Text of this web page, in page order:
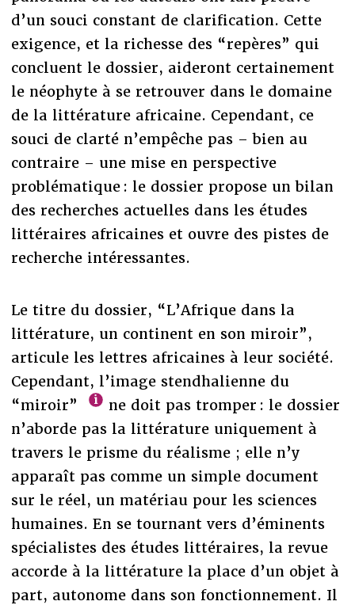
d’un souci constant de clarification. Cette
exigence, et la richesse des “repères” qui
concluent le dossier, aideront certainement
le néophyte à se retrouver dans le domaine
de la littérature africaine. Cependant, ce
souci de clarté n’empêche pas – bien au
contraire – une mise en perspective
problématique : le dossier propose un bilan
des recherches actuelles dans les études
littéraires africaines et ouvre des pistes de
recherche intéressantes.
Le titre du dossier, “L’Afrique dans la
littérature, un continent en son miroir”,
articule les lettres africaines à leur société.
Cependant, l’image stendhalienne du
“miroir”
ne doit pas tromper : le dossier
n’aborde pas la littérature uniquement à
travers le prisme du réalisme ; elle n’y
apparaît pas comme un simple document
sur le réel, un matériau pour les sciences
humaines. En se tournant vers d’éminents
spécialistes des études littéraires, la revue
accorde à la littérature la place d’un objet à
part, autonome dans son fonctionnement. Il